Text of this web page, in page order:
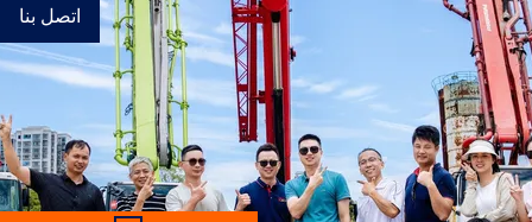
اتصل بنا